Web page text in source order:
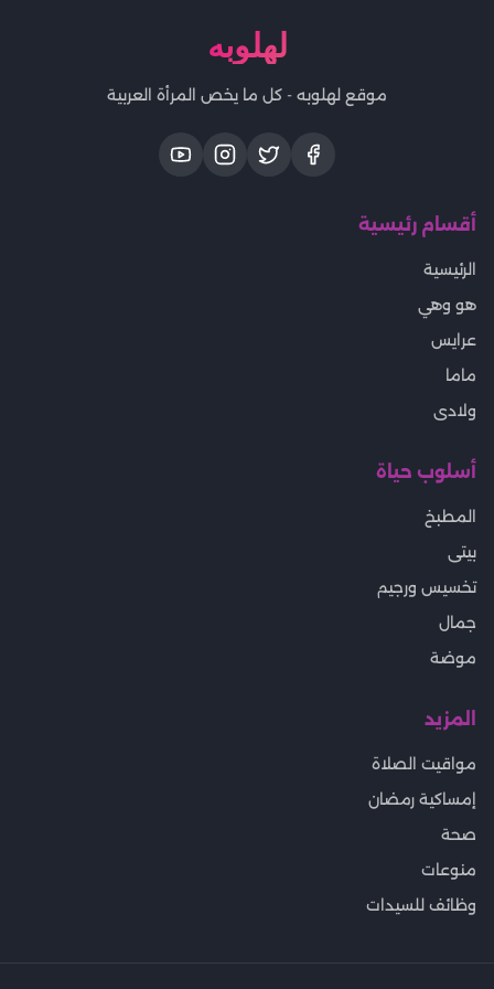
لهلوبه
موقع لهلوبه - كل ما يخص المرأة العربية
أقسام رئيسية
الرئيسية
هو وهي
عرايس
ماما
ولادى
أسلوب حياة
المطبخ
بيتى
تخسيس ورجيم
جمال
موضة
المزيد
مواقيت الصلاة
إمساكية رمضان
صحة
منوعات
وظائف للسيدات